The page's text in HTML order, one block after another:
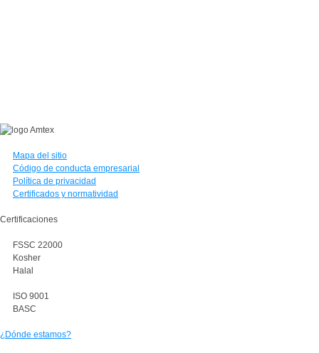
Mapa del sitio
Código de conducta empresarial
Política de privacidad
Certificados y normatividad
Certificaciones
FSSC 22000
Kosher
Halal
ISO 9001
BASC
¿Dónde estamos?